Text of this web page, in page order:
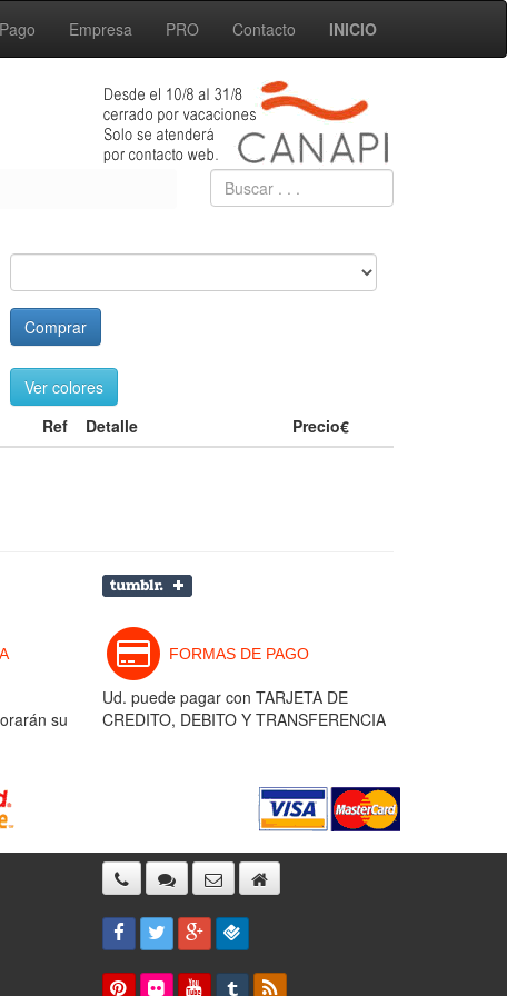
Empresa PRO Contacto INICIO
Comprar
Ver colores
Ref Detalle Precio€
su
FORMAS DE PAGO
Ud. puede pagar con TARJETA DE
CREDITO, DEBITO Y TRANSFERENCIA